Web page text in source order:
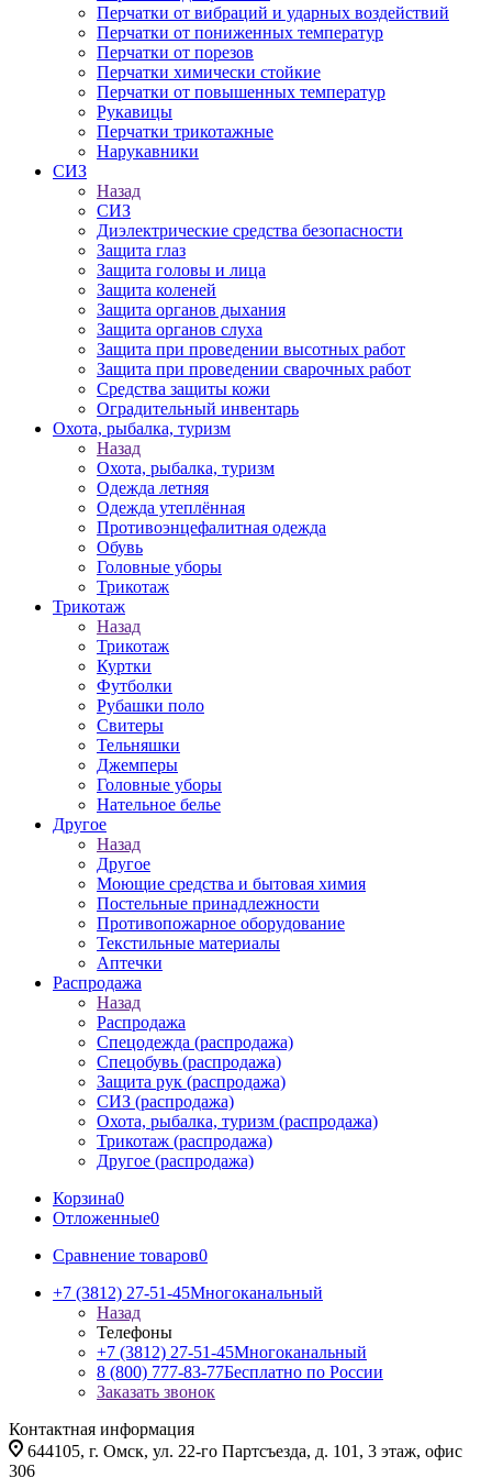
Перчатки от вибраций и ударных воздействий
Перчатки от пониженных температур
Перчатки от порезов
Перчатки химически стойкие
Перчатки от повышенных температур
Рукавицы
Перчатки трикотажные
Нарукавники
СИЗ
Назад
СИЗ
Диэлектрические средства безопасности
Защита глаз
Защита головы и лица
Защита коленей
Защита органов дыхания
Защита органов слуха
Защита при проведении высотных работ
Защита при проведении сварочных работ
Средства защиты кожи
Оградительный инвентарь
Охота, рыбалка, туризм
Назад
Охота, рыбалка, туризм
Одежда летняя
Одежда утеплённая
Противоэнцефалитная одежда
Обувь
Головные уборы
Трикотаж
Трикотаж
Назад
Трикотаж
Куртки
Футболки
Рубашки поло
Свитеры
Тельняшки
Джемперы
Головные уборы
Нательное белье
Другое
Назад
Другое
Моющие средства и бытовая химия
Постельные принадлежности
Противопожарное оборудование
Текстильные материалы
Аптечки
Распродажа
Назад
Распродажа
Спецодежда (распродажа)
Спецобувь (распродажа)
Защита рук (распродажа)
СИЗ (распродажа)
Охота, рыбалка, туризм (распродажа)
Трикотаж (распродажа)
Другое (распродажа)
Корзина0
Отложенные0
Сравнение товаров0
+7 (3812) 27-51-45Многоканальный
Назад
Телефоны
+7 (3812) 27-51-45Многоканальный
8 (800) 777-83-77Бесплатно по России
Заказать звонок
Контактная информация
644105, г. Омск, ул. 22-го Партсъезда, д. 101, 3 этаж, офис
306